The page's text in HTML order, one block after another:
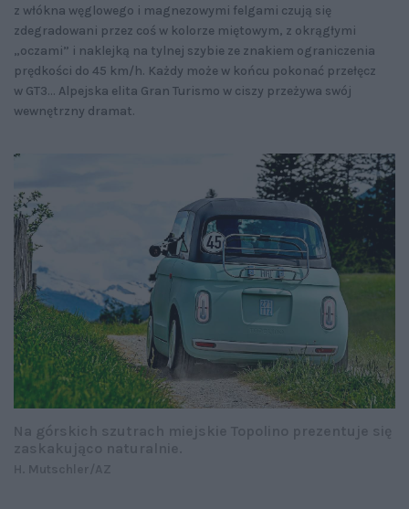
z włókna węglowego i magnezowymi felgami czują się
zdegradowani przez coś w kolorze miętowym, z okrągłymi
„oczami” i naklejką na tylnej szybie ze znakiem ograniczenia
prędkości do 45 km/h. Każdy może w końcu pokonać przełęcz
w GT3... Alpejska elita Gran Turismo w ciszy przeżywa swój
wewnętrzny dramat.